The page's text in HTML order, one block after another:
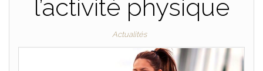
l’activité physique
Actualités